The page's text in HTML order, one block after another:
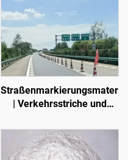
| Verkehrsstriche und
Asphalt- und
Betonfahrbahnen